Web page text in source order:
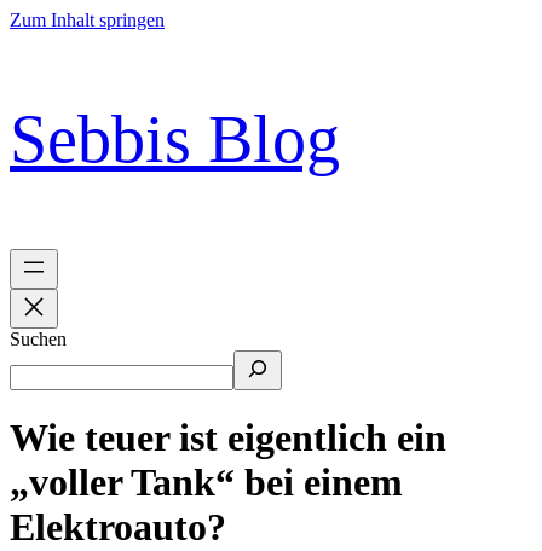
Zum Inhalt springen
Sebbis Blog
Suchen
Wie teuer ist eigentlich ein
„voller Tank“ bei einem
Elektroauto?